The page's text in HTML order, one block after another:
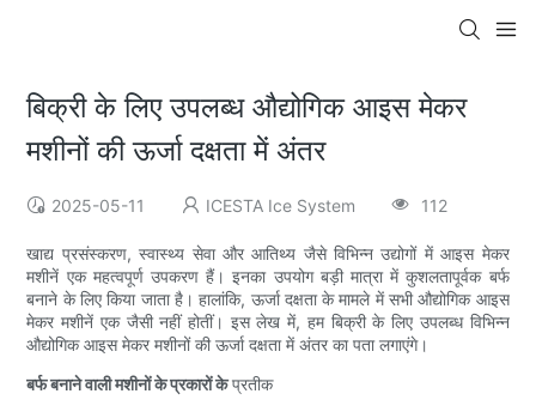
बिक्री के लिए उपलब्ध औद्योगिक आइस मेकर
मशीनों की ऊर्जा दक्षता में अंतर
2025-05-11 ICESTA Ice System 112
खाद्य प्रसंस्करण, स्वास्थ्य सेवा और आतिथ्य जैसे विभिन्न उद्योगों में आइस मेकर
मशीनें एक महत्वपूर्ण उपकरण हैं। इनका उपयोग बड़ी मात्रा में कुशलतापूर्वक बर्फ
बनाने के लिए किया जाता है। हालांकि, ऊर्जा दक्षता के मामले में सभी औद्योगिक आइस
मेकर मशीनें एक जैसी नहीं होतीं। इस लेख में, हम बिक्री के लिए उपलब्ध विभिन्न
औद्योगिक आइस मेकर मशीनों की ऊर्जा दक्षता में अंतर का पता लगाएंगे।
बर्फ बनाने वाली मशीनों के प्रकारों केप्रतीक